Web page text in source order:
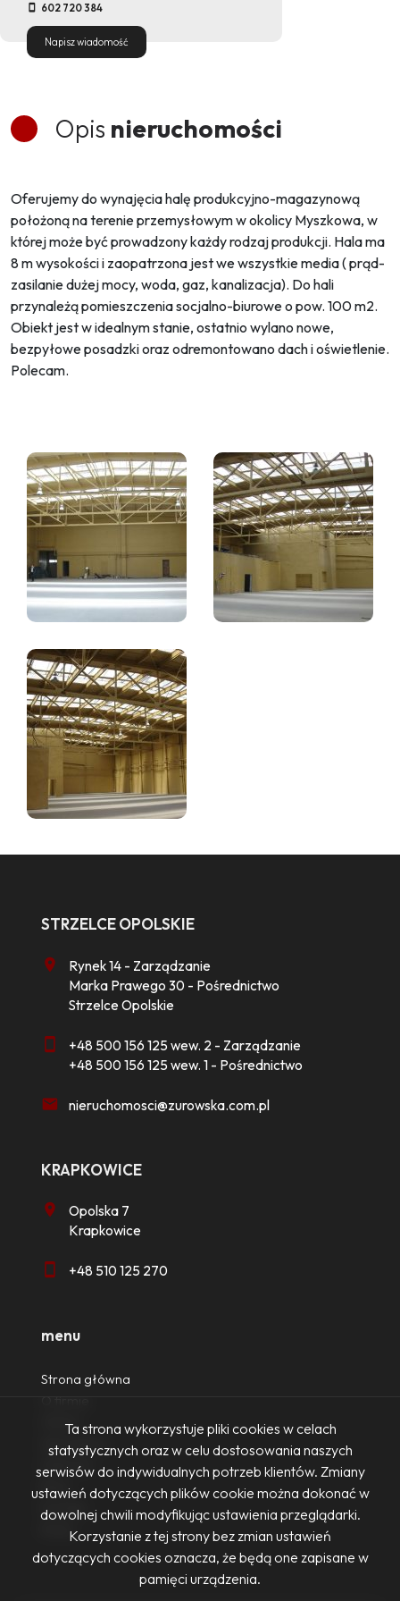
602 720 384
Napisz wiadomość
Opis nieruchomości
Oferujemy do wynajęcia halę produkcyjno-magazynową
położoną na terenie przemysłowym w okolicy Myszkowa, w
której może być prowadzony każdy rodzaj produkcji. Hala ma
8 m wysokości i zaopatrzona jest we wszystkie media ( prąd-
zasilanie dużej mocy, woda, gaz, kanalizacja). Do hali
przynależą pomieszczenia socjalno-biurowe o pow. 100 m2.
Obiekt jest w idealnym stanie, ostatnio wylano nowe,
bezpyłowe posadzki oraz odremontowano dach i oświetlenie.
Polecam.
STRZELCE OPOLSKIE
Rynek 14 - Zarządzanie
Marka Prawego 30 - Pośrednictwo
Strzelce Opolskie
+48 500 156 125 wew. 2 - Zarządzanie
+48 500 156 125 wew. 1 - Pośrednictwo
nieruchomosci@zurowska.com.pl
KRAPKOWICE
Opolska 7
Krapkowice
+48 510 125 270
menu
Strona główna
Oferty
Zgłoszenia
Ulubione
Blog
Kontakt
Rodo
Ta strona wykorzystuje pliki cookies w celach
statystycznych oraz w celu dostosowania naszych
serwisów do indywidualnych potrzeb klientów. Zmiany
ustawień dotyczących plików cookie można dokonać w
dowolnej chwili modyfikując ustawienia przeglądarki.
Korzystanie z tej strony bez zmian ustawień
dotyczących cookies oznacza, że będą one zapisane w
pamięci urządzenia.